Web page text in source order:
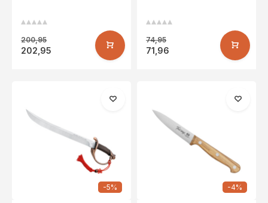
200,95
202,95
74,95
71,96
-5% -4%